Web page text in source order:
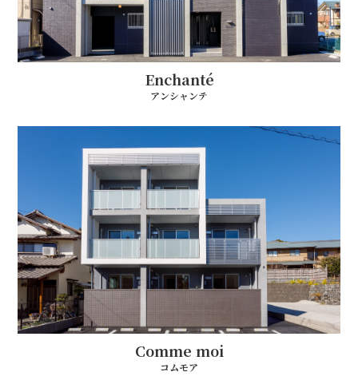
Enchanté
アンシャンテ
Comme moi
コムモア